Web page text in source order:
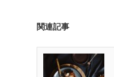
関連記事